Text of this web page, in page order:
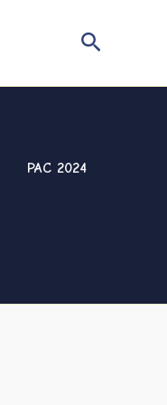
Buscar
PAC 2024